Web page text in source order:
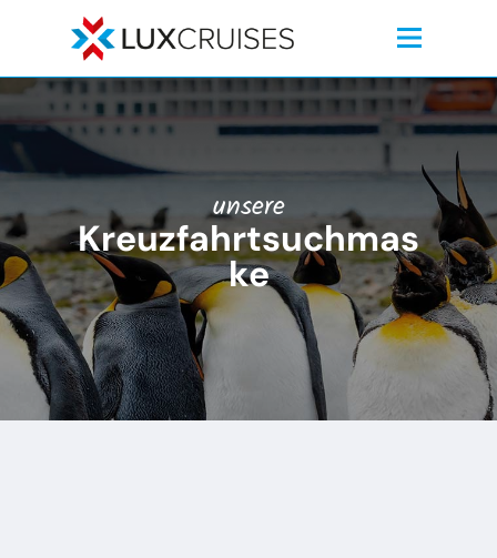
unsere
Kreuzfahrtsuchmas
ke